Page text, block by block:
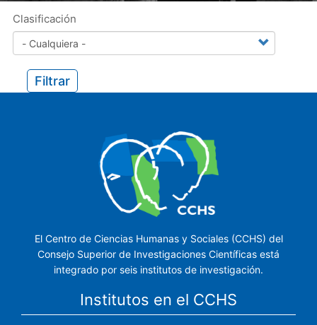
Clasificación
Filtrar
El Centro de Ciencias Humanas y Sociales (CCHS) del
Consejo Superior de Investigaciones Científicas está
integrado por seis institutos de investigación.
Institutos en el CCHS